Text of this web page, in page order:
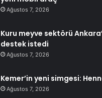
Ağustos 7, 2026
Kuru meyve sektörü
destek istedi
Ağustos 7, 2026
Kemer’in yeni simgesi:
Ağustos 7, 2026